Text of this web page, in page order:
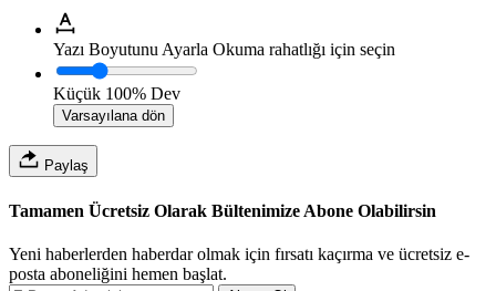
Yazı Boyutunu Ayarla Okuma rahatlığı için seçin
Küçük 100% Dev
Varsayılana dön
Paylaş
Tamamen Ücretsiz Olarak Bültenimize Abone Olabilirsin
Yeni haberlerden haberdar olmak için fırsatı kaçırma ve ücretsiz e-
posta aboneliğini hemen başlat.